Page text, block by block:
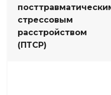
стрессовым
расстройством
(ПТСР)